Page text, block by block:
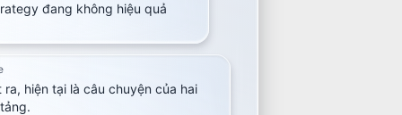
đang không hiệu quả
ra, hiện tại là câu chuyện của hai